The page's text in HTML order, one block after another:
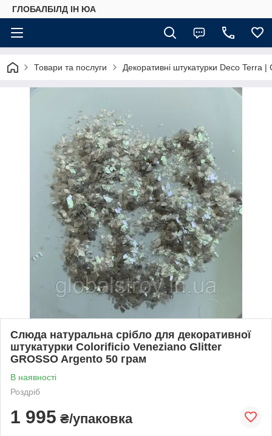
ГЛОБАЛБІЛД ІН ЮА
Товари та послуги Декоративні штукатурки Deco Terra
Слюда натуральна срібло для декоративної
штукатурки Colorificio Veneziano Glitter
GROSSO Argento 50 грам
В наявності
Роздріб
1 995 ₴/упаковка